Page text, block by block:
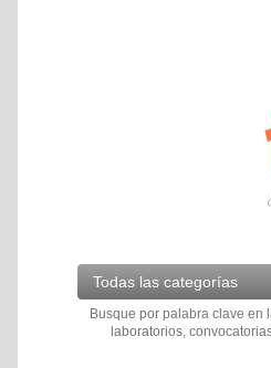
Todas las categorías
Busque por palabra clave en
laboratorios,